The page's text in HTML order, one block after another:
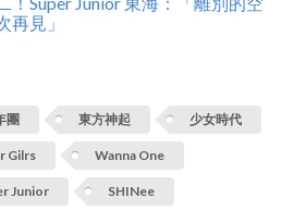
再見」
團 東方神起 ‍少女時代
Gilrs Wanna One
Junior SHINee